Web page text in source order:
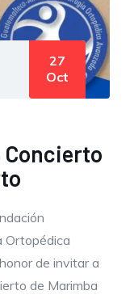
27
Oct
Ortopédica
de invitar a
de Marimba